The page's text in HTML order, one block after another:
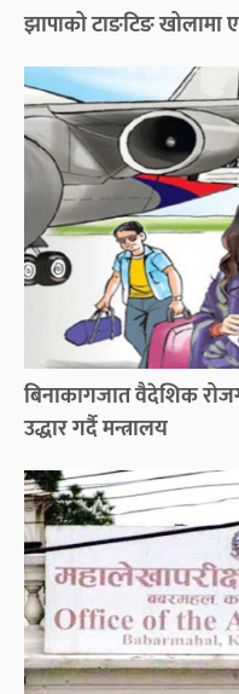
झापाको टाङटिङ
बिनाकागजात वैदेशिक
उद्धार गर्दै मन्त्रालय